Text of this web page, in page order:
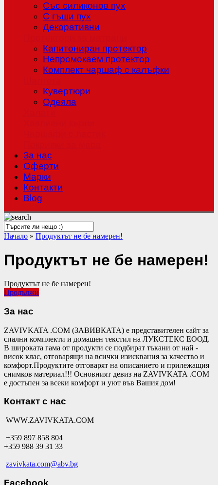
Със силиконов пух
С гъши пух
Декоративни
Капитониран протектор
Непромокаем протектор
Комплект чаршаф с калъфки
Кувертюри
Одеяла
За нас
Оферти
Mарки
Контакти
Blog
Начало » Продуктът не бе намерен!
Продуктът не бе намерен!
Продуктът не бе намерен!
Продължи
За нас
ZAVIVKATA .COM (ЗАВИВКАТА) е представителен сайт за
спални комплекти и домашен текстил на ЛУКСТЕКС ЕООД.
В широката гама от продукти се подбират тъкани от най -
висок клас, отговарящи на всички изисквания за качество и
комфорт.Продуктите отговарят на описанието и прилежащия
снимков материал!!! Основният девиз на ZAVIVKATA .COM
е достъпен за всеки комфорт и уют във Вашия дом!
Контакт с нас
WWW.ZAVIVKATA.COM
+359 897 858 804
+359 988 39 31 33
zavivkata.com@abv.bg
Facebook